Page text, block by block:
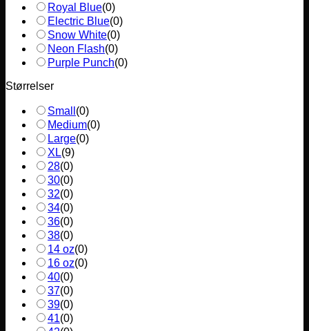
Royal Blue(0)
Electric Blue(0)
Snow White(0)
Neon Flash(0)
Purple Punch(0)
Størrelser
Small (0)
Medium(0)
Large(0)
XL(9)
28(0)
30(0)
32(0)
34(0)
36(0)
38(0)
14 oz(0)
16 oz(0)
40(0)
37(0)
39(0)
41(0)